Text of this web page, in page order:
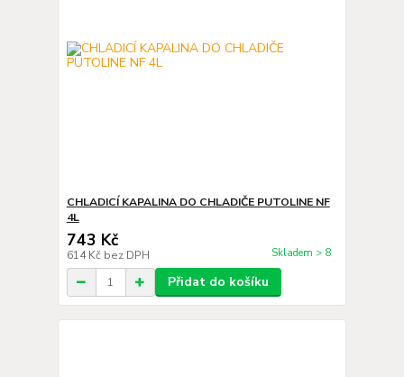
CHLADICÍ KAPALINA DO CHLADIČE PUTOLINE NF
4L
743 Kč
614 Kč bez DPH Skladem > 8
Přidat do košíku